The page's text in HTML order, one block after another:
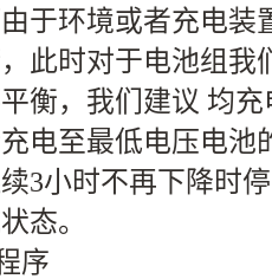
于环境或者充电装
此时对于电池组我
衡，我们建议 均充
电至最低电压电池
3小时不再下降时
态。
序